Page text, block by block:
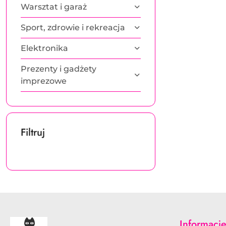
Warsztat i garaż
Sport, zdrowie i rekreacja
Elektronika
Prezenty i gadżety
imprezowe
Filtruj